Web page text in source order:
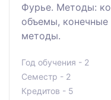
Фурье. Методы:
объемы, конечные
методы.
Год обучения - 2
Семестр - 2
Кредитов - 5